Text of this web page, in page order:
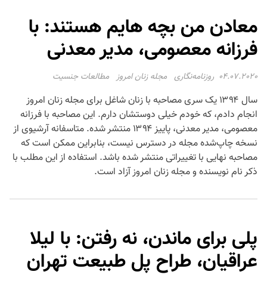
معادن من بچه هایم هستند: با
فرزانه معصومی، مدیر معدنی
04.07.2020 روزنامه‌نگاری مجله زنان امروز مطالعات جنسیت
سال ۱۳۹۴ یک سری مصاحبه با زنان شاغل برای مجله زنان امروز
انجام دادم، که خودم خیلی دوستشان دارم. این مصاحبه با فرزانه
معصومی، مدیر معدنی، پاییز ۱۳۹۴ منتشر شده. متاسفانه آرشیوی از
نسخه چاپ‌شده مجله در دسترس نیست، بنابراین ممکن است که
مصاحبه نهایی با تغییراتی منتشر شده باشد. استفاده از این مطلب با
ذکر نام نویسنده و مجله زنان امروز آزاد است.
پلی برای ماندن، نه رفتن: با لیلا
عراقیان، طراح پل طبیعت تهران